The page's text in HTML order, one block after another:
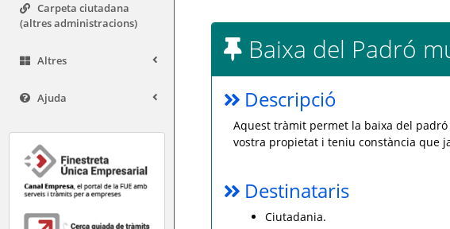
Carpeta ciutadana
(altres administracions)
Altres
Ajuda
Baixa del Padró
Descripció
Aquest tràmit permet la baixa del
vostra propietat i teniu constància que
Destinataris
Ciutadania.